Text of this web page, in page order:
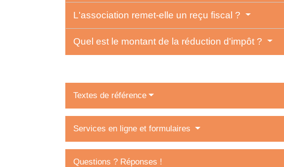
L'association remet-elle un reçu fiscal ?
Quel est le montant de la réduction d'impôt ?
Textes de référence
Services en ligne et formulaires
Questions ? Réponses !